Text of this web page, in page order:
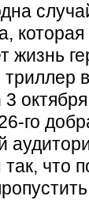
которая
жизнь
триллер
го
что